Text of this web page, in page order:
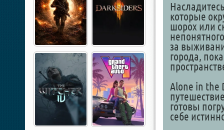
которые
шорох или
за
города,
Alone in the
готовы
себе